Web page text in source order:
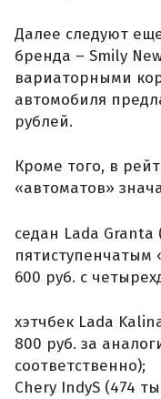
Далее следуют
бренда – Smily
вариаторными
автомобиля
рублей.
Кроме того, в
«автоматов»
седан Lada Granta
пятиступенчатым
600 руб. с
хэтчбек Lada
800 руб. за
соответственно);
Chery IndyS (474